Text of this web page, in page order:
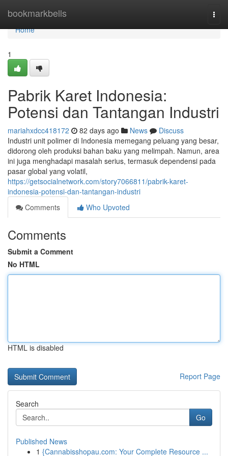
bookmarkbells
Home
Home
1
Pabrik Karet Indonesia:
Potensi dan Tantangan Industri
mariahxdcc418172 82 days ago News
Discuss
Industri unit polimer di Indonesia memegang peluang yang besar,
didorong oleh produksi bahan baku yang melimpah. Namun, area
ini juga menghadapi masalah serius, termasuk dependensi pada
pasar global yang volatil,
https://getsocialnetwork.com/story7066811/pabrik-karet-
indonesia-potensi-dan-tantangan-industri
Comments
Who Upvoted
Comments
Submit a Comment
No HTML
HTML is disabled
Report Page
Search
Go
Published News
1 {Cannabisshopau.com: Your Complete Resource ...